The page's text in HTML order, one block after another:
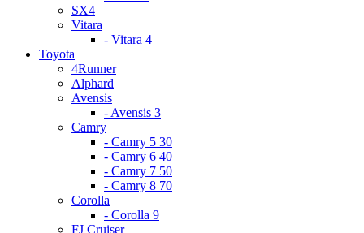
SX4
Vitara
- Vitara 4
Toyota
4Runner
Alphard
Avensis
- Avensis 3
Camry
- Camry 5 30
- Camry 6 40
- Camry 7 50
- Camry 8 70
Corolla
- Corolla 9
FJ Cruiser